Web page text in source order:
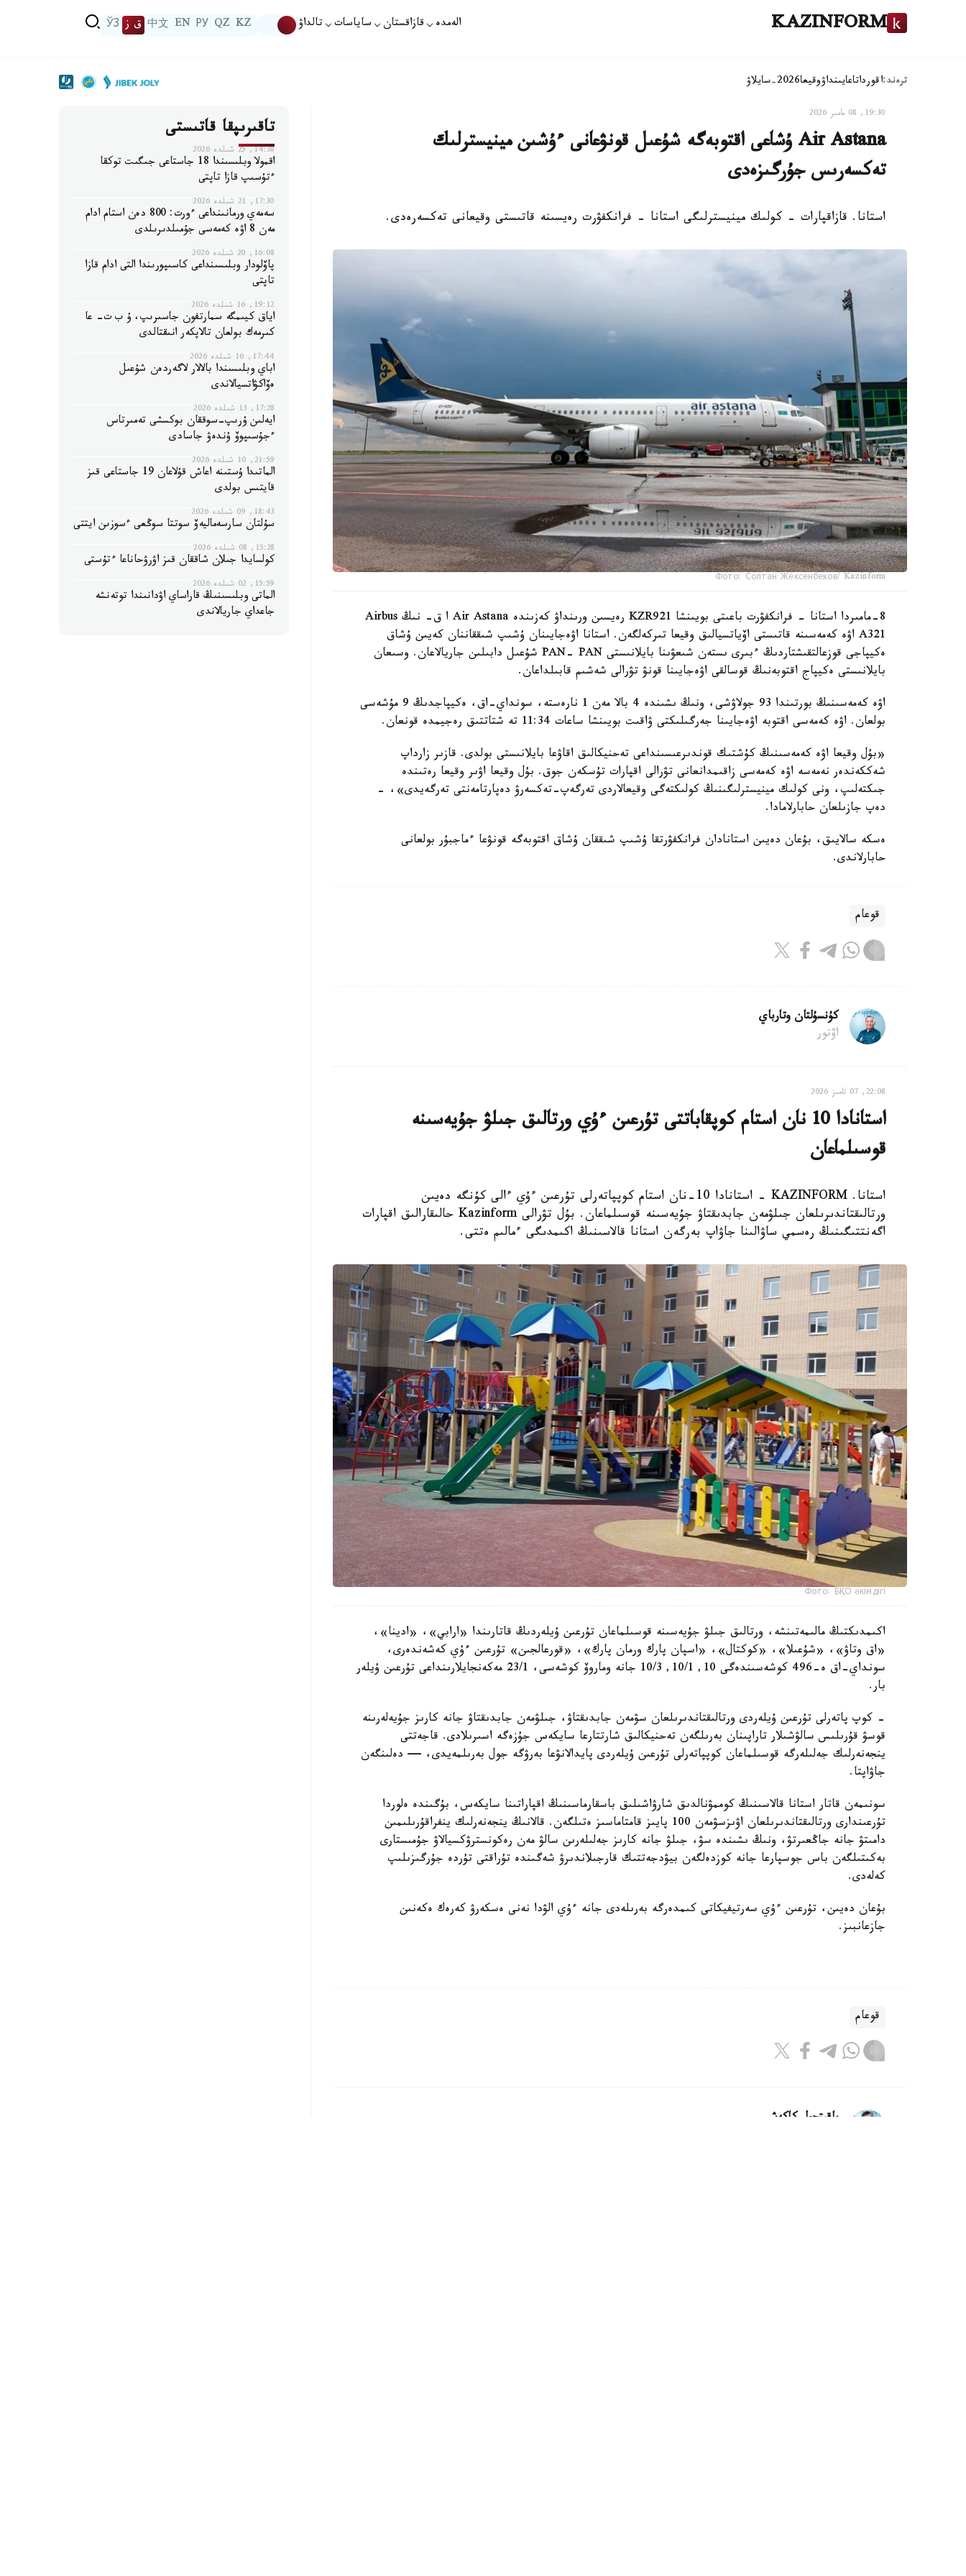
KAZINFORM الەمدە قازاقستان ساياسات تالداۋ KZ
QZ
РУ
EN
中文 ق ز ЎЗ
ترەند:اقورداتاعايىنداۋوقيعا2026-سايلاۋ
19:30, 08 مامىر 2026
Air Astana ۇشاعى اقتوبەگە شۇعىل قونۋعانى ءۇشىن مينيسترلىك
تەكسەرىس جۇرگىزەدى
استانا. قازاقپارات - كولىك مينيسترلىگى استانا - فرانكفۋرت رەيسىنە قاتىستى وقيعانى تەكسەرەدى.
Фото: Солтан Жексенбеков/ Kazinform
8-مامىردا استانا - فرانكفۋرت باعىتى بويىنشا KZR921 رەيسىن ورىنداۋ كەزىندە Air Astana ا ق- نىڭ Airbus
A321 اۋە كەمەسىنە قاتىستى اۆياتسيالىق وقيعا تىركەلگەن. استانا اۋەجايىنان ۇشىپ شىققاننان كەيىن ۇشاق
ەكيپاجى قوزعالتقىشتاردىڭ ءبىرى ىستەن شىعۋىنا بايلانىستى PAN- PAN شۇعىل دابىلىن جاريالاعان. وسىعان
بايلانىستى ەكيپاج اقتوبەنىڭ قوسالقى اۋەجايىنا قونۋ تۋرالى شەشىم قابىلداعان.
اۋە كەمەسىنىڭ بورتىندا 93 جولاۋشى، ونىڭ ىشىندە 4 بالا مەن 1 نارەستە، سونداي-اق، ەكيپاجدىڭ 9 مۇشەسى
بولعان. اۋە كەمەسى اقتوبە اۋەجايىنا جەرگىلىكتى ۋاقىت بويىنشا ساعات 11:34 تە شتاتتىق رەجيمدە قونعان.
«بۇل وقيعا اۋە كەمەسىنىڭ كۇشتىك قوندىرعىسىنداعى تەحنيكالىق اقاۋعا بايلانىستى بولدى. قازىر زارداپ
شەككەندەر نەمەسە اۋە كەمەسى زاقىمدانعانى تۋرالى اقپارات تۇسكەن جوق. بۇل وقيعا اۋىر وقيعا رەتىندە
جىكتەلىپ، ونى كولىك مينيسترلىگىنىڭ كولىكتەگى وقيعالاردى تەرگەپ-تەكسەرۋ دەپارتامەنتى تەرگەيدى»، -
دەپ جازىلعان حابارلامادا.
ەسكە سالايىق، بۇعان دەيىن استانادان فرانكفۋرتقا ۇشىپ شىققان ۇشاق اقتوبەگە قونۋعا ءماجبۇر بولعانى
حابارلاندى.
قوعام
كۇنسۇلتان وتارباي
اۆتور
22:08, 07 تامىز 2026
استانادا 10 نان استام كوپقاباتتى تۇرعىن ءۇي ورتالىق جىلۋ جۇيەسىنە
قوسىلماعان
استانا. KAZINFORM - استانادا 10-نان استام كوپپاتەرلى تۇرعىن ءۇي ءالى كۇنگە دەيىن
ورتالىقتاندىرىلعان جىلۋمەن جابدىقتاۋ جۇيەسىنە قوسىلماعان. بۇل تۋرالى Kazinform حالىقارالىق اقپارات
اگەنتتىگىنىڭ رەسمي ساۋالىنا جاۋاپ بەرگەن استانا قالاسىنىڭ اكىمدىگى ءمالىم ەتتى.
Фото: БҚО әкімдігі
اكىمدىكتىڭ مالىمەتىنشە، ورتالىق جىلۋ جۇيەسىنە قوسىلماعان تۇرعىن ۇيلەردىڭ قاتارىندا «ارابي»، «ادينا»،
«اق وتاۋ»، «شۇعىلا»، «كوكتال»، «اسپان پارك ورمان پارك»، «قورعالجىن» تۇرعىن ءۇي كەشەندەرى،
سونداي-اق ە-496 كوشەسىندەگى 10, 10/1, 10/3 جانە وماروۆ كوشەسى، 23/1 مەكەنجايلارىنداعى تۇرعىن ۇيلەر
بار.
- كوپ پاتەرلى تۇرعىن ۇيلەردى ورتالىقتاندىرىلعان سۋمەن جابدىقتاۋ، جىلۋمەن جابدىقتاۋ جانە كارىز جۇيەلەرىنە
قوسۋ قۇرىلىس سالۋشىلار تاراپىنان بەرىلگەن تەحنيكالىق شارتتارعا سايكەس جۇزەگە اسىرىلادى. قاجەتتى
ينجەنەرلىك جەلىلەرگە قوسىلماعان كوپپاتەرلى تۇرعىن ۇيلەردى پايدالانۋعا بەرۋگە جول بەرىلمەيدى، — دەلىنگەن
جاۋاپتا.
سونىمەن قاتار استانا قالاسىنىڭ كوممۋنالدىق شارۋاشىلىق باسقارماسىنىڭ اقپاراتىنا سايكەس، بۇگىندە ەلوردا
تۇرعىندارى ورتالىقتاندىرىلعان اۋىزسۋمەن 100 پايىز قامتاماسىز ەتىلگەن. قالانىڭ ينجەنەرلىك ينفراقۇرىلىمىن
دامىتۋ جانە جاڭعىرتۋ، ونىڭ ىشىندە سۋ، جىلۋ جانە كارىز جەلىلەرىن سالۋ مەن رەكونسترۋكسيالاۋ جۇمىستارى
بەكىتىلگەن باس جوسپارعا جانە كوزدەلگەن بيۋدجەتتىك قارجىلاندىرۋ شەگىندە تۇراقتى تۇردە جۇرگىزىلىپ
كەلەدى.
بۇعان دەيىن، تۇرعىن ءۇي سەرتيفيكاتى كىمدەرگە بەرىلەدى جانە ءۇي الۋدا نەنى ەسكەرۋ كەرەك ەكەنىن
جازعانبىز.
قوعام
باقىتجول كاكەش
تاقىرىپقا قاتىستى
14:38, 25 شىلدە 2026
اقمولا وبلىسىندا 18 جاستاعى جىگىت توكقا
ءتۇسىپ قازا تاپتى
17:30, 21 شىلدە 2026
سەمەي ورمانىنداعى ءورت: 800 دەن استام ادام
مەن 8 اۋە كەمەسى جۇمىلدىرىلدى
16:08, 20 شىلدە 2026
پاۆلودار وبلىسىنداعى كاسىپورىندا التى ادام قازا
تاپتى
19:12, 16 شىلدە 2026
اياق كيىمگە سمارتفون جاسىرىپ، ۇ ب ت- عا
كىرمەك بولعان تالاپكەر انىقتالدى
17:44, 16 شىلدە 2026
اباي وبلىسىندا بالالار لاگەردەن شۇعىل
ەۆاكۋاتسيالاندى
17:28, 13 شىلدە 2026
ايەلىن ۇرىپ-سوققان بوكسشى تەمىرتاس
ءجۇسىپوۆ ۇندەۋ جاسادى
21:59, 10 شىلدە 2026
الماتىدا ۇستىنە اعاش قۇلاعان 19 جاستاعى قىز
قايتىس بولدى
18:43, 09 شىلدە 2026
سۇلتان سارسەماليەۆ سوتتا سوڭعى ءسوزىن ايتتى
15:28, 08 شىلدە 2026
كولسايدا جىلان شاققان قىز اۋرۋحاناعا ءتۇستى
15:59, 02 شىلدە 2026
الماتى وبلىسىنىڭ قاراساي اۋدانىندا توتەنشە
جاعداي جاريالاندى